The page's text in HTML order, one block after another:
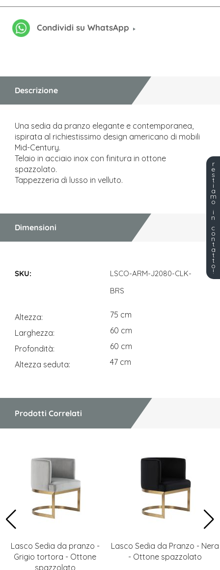
Condividi su WhatsApp
Descrizione
Una sedia da pranzo elegante e contemporanea,
ispirata al richiestissimo design americano di mobili
Mid-Century.
Telaio in acciaio inox con finitura in ottone
spazzolato.
Tappezzeria di lusso in velluto.
Dimensioni
LSCO-ARM-J2080-CLK-
BRS
Altezza
75 cm
Larghezza
60 cm
Profondità
60 cm
Altezza seduta
47 cm
Prodotti Correlati
Lasco Sedia da pranzo -
Grigio tortora - Ottone
spazzolato
Lasco Sedia da Pranzo - Nera
- Ottone spazzolato
r
e
s
t
i
a
m
o
i
n
c
o
n
t
a
t
t
o
!